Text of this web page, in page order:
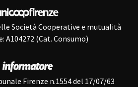
Società Cooperative e mutualità
A104272 (Cat. Consumo)
Firenze n.1554 del 17/07/63